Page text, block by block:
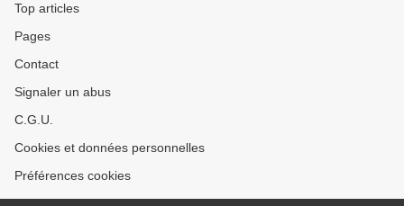
Top articles
Pages
Contact
Signaler un abus
C.G.U.
Cookies et données personnelles
Préférences cookies